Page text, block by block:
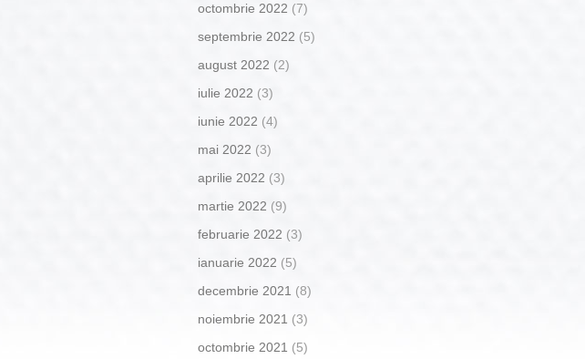
octombrie 2022 (7)
septembrie 2022 (5)
august 2022 (2)
iulie 2022 (3)
iunie 2022 (4)
mai 2022 (3)
aprilie 2022 (3)
martie 2022 (9)
februarie 2022 (3)
ianuarie 2022 (5)
decembrie 2021 (8)
noiembrie 2021 (3)
octombrie 2021 (5)